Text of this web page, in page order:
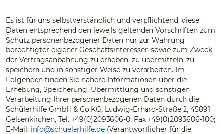
Es ist für uns selbstverständlich und verpflichtend, diese
Daten entsprechend den jeweils geltenden Vorschriften zum
Schutz personenbezogener Daten nur zur Wahrung
berechtigter eigener Geschäftsinteressen sowie zum Zweck
der Vertragsanbahnung zu erheben, zu übermitteln, zu
speichern und in sonstiger Weise zu verarbeiten. Im
Folgenden finden Sie nähere Informationen über die
Erhebung, Speicherung, Übermittlung und sonstigen
Verarbeitung Ihrer personenbezogenen Daten durch die
Schülerhilfe GmbH & Co.KG, Ludwig-Erhard-Straße 2, 45891
Gelsenkirchen, Tel. +49(0)2093606-0; Fax +49(0)2093606-100;
E-Mail: info@schuelerhilfe.de (Verantwortlicher für die